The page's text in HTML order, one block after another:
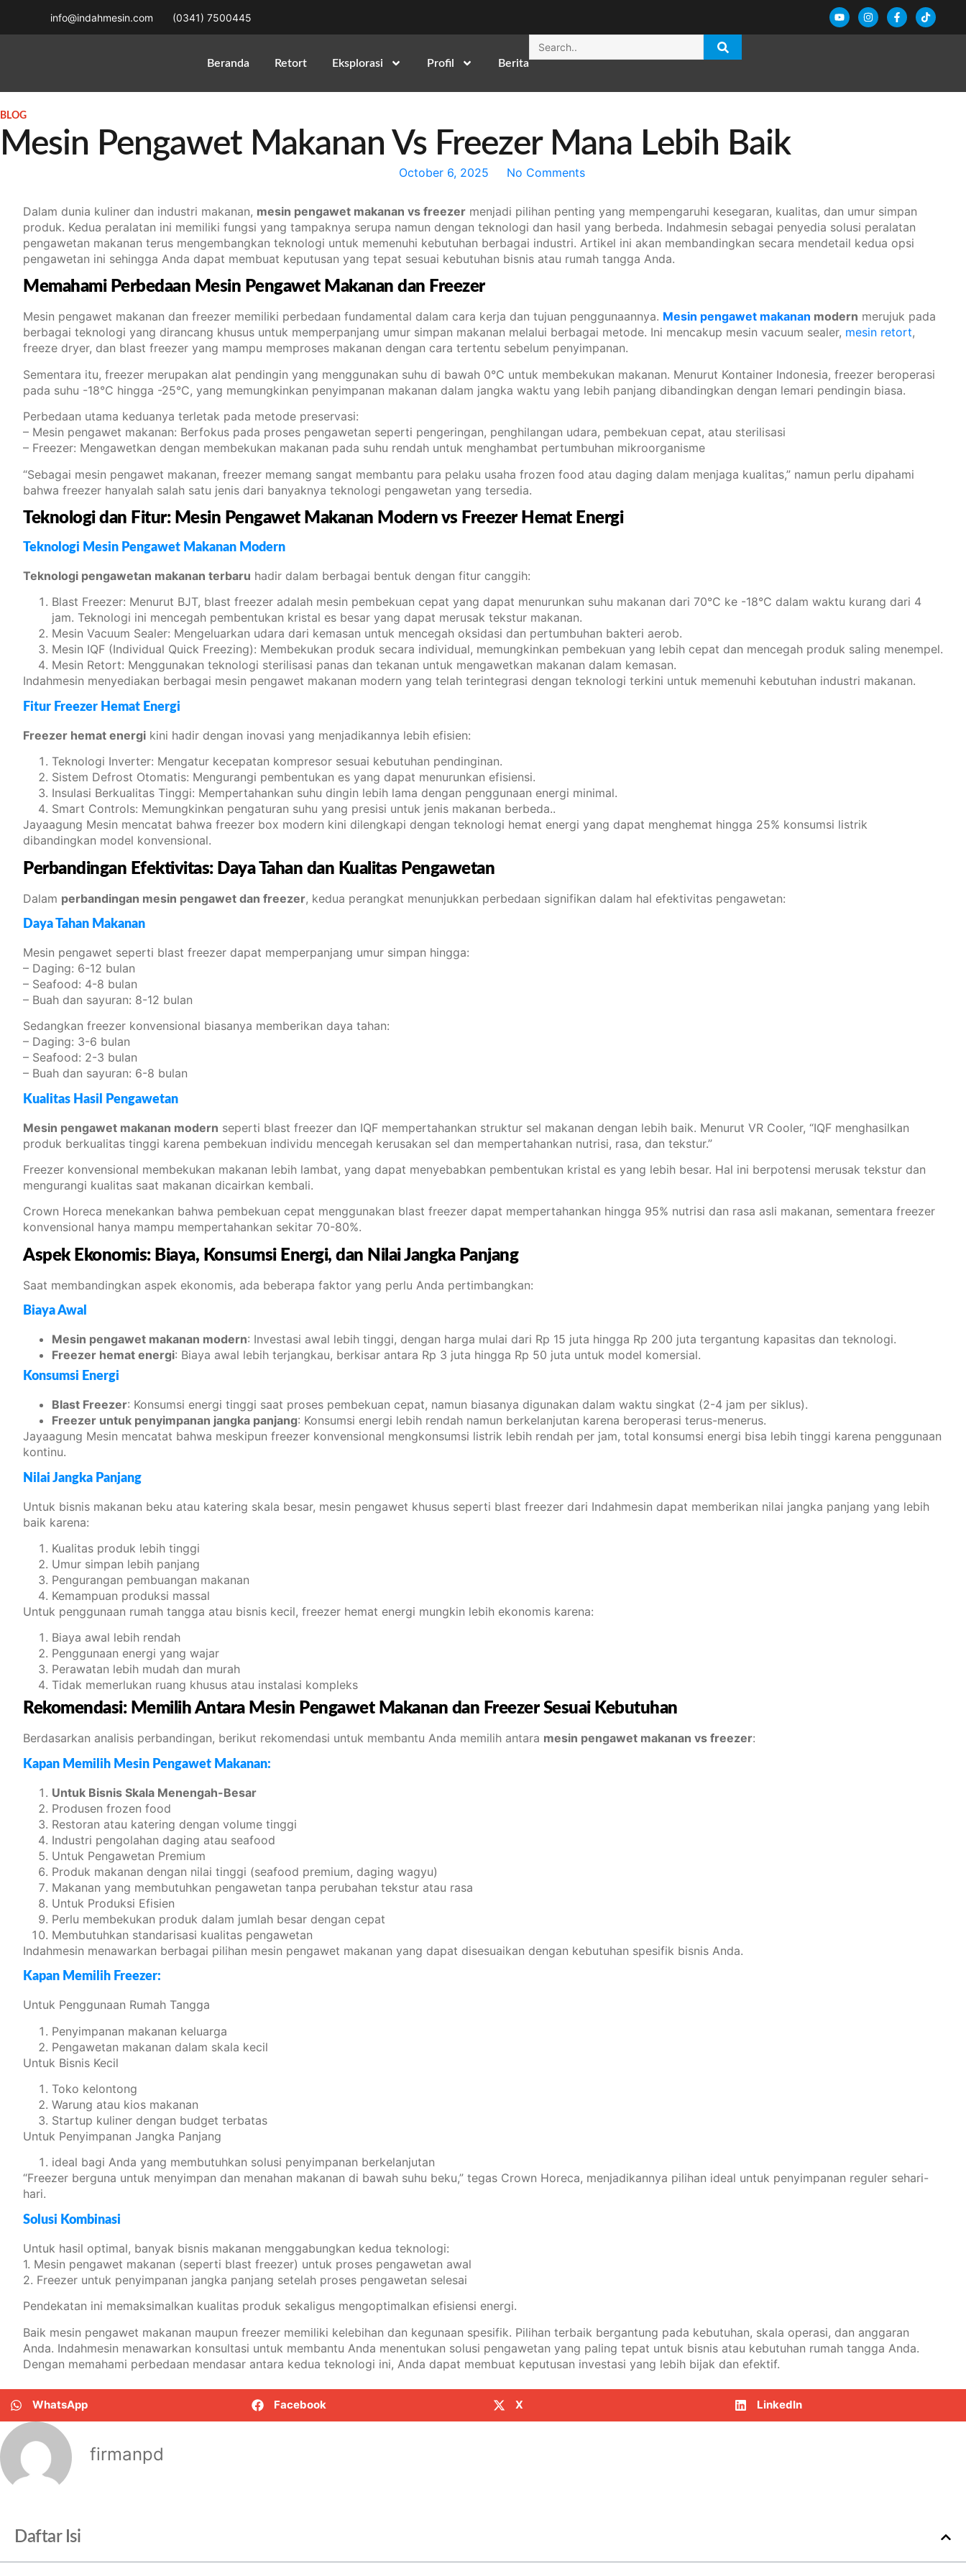
info@indahmesin.com (0341) 7500445
Beranda Retort Eksplorasi Profil Berita
BLOG
Mesin Pengawet Makanan Vs Freezer Mana Lebih Baik
October 6, 2025 No Comments
Dalam dunia kuliner dan industri makanan, mesin pengawet makanan vs freezer menjadi pilihan penting yang mempengaruhi kesegaran, kualitas, dan umur simpan
produk. Kedua peralatan ini memiliki fungsi yang tampaknya serupa namun dengan teknologi dan hasil yang berbeda. Indahmesin sebagai penyedia solusi peralatan
pengawetan makanan terus mengembangkan teknologi untuk memenuhi kebutuhan berbagai industri. Artikel ini akan membandingkan secara mendetail kedua opsi
pengawetan ini sehingga Anda dapat membuat keputusan yang tepat sesuai kebutuhan bisnis atau rumah tangga Anda.
Memahami Perbedaan Mesin Pengawet Makanan dan Freezer
Mesin pengawet makanan dan freezer memiliki perbedaan fundamental dalam cara kerja dan tujuan penggunaannya. Mesin pengawet makanan modern merujuk pada
berbagai teknologi yang dirancang khusus untuk memperpanjang umur simpan makanan melalui berbagai metode. Ini mencakup mesin vacuum sealer, mesin retort,
freeze dryer, dan blast freezer yang mampu memproses makanan dengan cara tertentu sebelum penyimpanan.
Sementara itu, freezer merupakan alat pendingin yang menggunakan suhu di bawah 0°C untuk membekukan makanan. Menurut Kontainer Indonesia, freezer beroperasi
pada suhu -18°C hingga -25°C, yang memungkinkan penyimpanan makanan dalam jangka waktu yang lebih panjang dibandingkan dengan lemari pendingin biasa.
Perbedaan utama keduanya terletak pada metode preservasi:
– Mesin pengawet makanan: Berfokus pada proses pengawetan seperti pengeringan, penghilangan udara, pembekuan cepat, atau sterilisasi
– Freezer: Mengawetkan dengan membekukan makanan pada suhu rendah untuk menghambat pertumbuhan mikroorganisme
“Sebagai mesin pengawet makanan, freezer memang sangat membantu para pelaku usaha frozen food atau daging dalam menjaga kualitas,” namun perlu dipahami
bahwa freezer hanyalah salah satu jenis dari banyaknya teknologi pengawetan yang tersedia.
Teknologi dan Fitur: Mesin Pengawet Makanan Modern vs Freezer Hemat Energi
Teknologi Mesin Pengawet Makanan Modern
Teknologi pengawetan makanan terbaru hadir dalam berbagai bentuk dengan fitur canggih:
Blast Freezer: Menurut BJT, blast freezer adalah mesin pembekuan cepat yang dapat menurunkan suhu makanan dari 70°C ke -18°C dalam waktu kurang dari 4
jam. Teknologi ini mencegah pembentukan kristal es besar yang dapat merusak tekstur makanan.
Mesin Vacuum Sealer: Mengeluarkan udara dari kemasan untuk mencegah oksidasi dan pertumbuhan bakteri aerob.
Mesin IQF (Individual Quick Freezing): Membekukan produk secara individual, memungkinkan pembekuan yang lebih cepat dan mencegah produk saling menempel.
Mesin Retort: Menggunakan teknologi sterilisasi panas dan tekanan untuk mengawetkan makanan dalam kemasan.
Indahmesin menyediakan berbagai mesin pengawet makanan modern yang telah terintegrasi dengan teknologi terkini untuk memenuhi kebutuhan industri makanan.
Fitur Freezer Hemat Energi
Freezer hemat energi kini hadir dengan inovasi yang menjadikannya lebih efisien:
Teknologi Inverter: Mengatur kecepatan kompresor sesuai kebutuhan pendinginan.
Sistem Defrost Otomatis: Mengurangi pembentukan es yang dapat menurunkan efisiensi.
Insulasi Berkualitas Tinggi: Mempertahankan suhu dingin lebih lama dengan penggunaan energi minimal.
Smart Controls: Memungkinkan pengaturan suhu yang presisi untuk jenis makanan berbeda..
Jayaagung Mesin mencatat bahwa freezer box modern kini dilengkapi dengan teknologi hemat energi yang dapat menghemat hingga 25% konsumsi listrik
dibandingkan model konvensional.
Perbandingan Efektivitas: Daya Tahan dan Kualitas Pengawetan
Dalam perbandingan mesin pengawet dan freezer, kedua perangkat menunjukkan perbedaan signifikan dalam hal efektivitas pengawetan:
Daya Tahan Makanan
Mesin pengawet seperti blast freezer dapat memperpanjang umur simpan hingga:
– Daging: 6-12 bulan
– Seafood: 4-8 bulan
– Buah dan sayuran: 8-12 bulan
Sedangkan freezer konvensional biasanya memberikan daya tahan:
– Daging: 3-6 bulan
– Seafood: 2-3 bulan
– Buah dan sayuran: 6-8 bulan
Kualitas Hasil Pengawetan
Mesin pengawet makanan modern seperti blast freezer dan IQF mempertahankan struktur sel makanan dengan lebih baik. Menurut VR Cooler, “IQF menghasilkan
produk berkualitas tinggi karena pembekuan individu mencegah kerusakan sel dan mempertahankan nutrisi, rasa, dan tekstur.”
Freezer konvensional membekukan makanan lebih lambat, yang dapat menyebabkan pembentukan kristal es yang lebih besar. Hal ini berpotensi merusak tekstur dan
mengurangi kualitas saat makanan dicairkan kembali.
Crown Horeca menekankan bahwa pembekuan cepat menggunakan blast freezer dapat mempertahankan hingga 95% nutrisi dan rasa asli makanan, sementara freezer
konvensional hanya mampu mempertahankan sekitar 70-80%.
Aspek Ekonomis: Biaya, Konsumsi Energi, dan Nilai Jangka Panjang
Saat membandingkan aspek ekonomis, ada beberapa faktor yang perlu Anda pertimbangkan:
Biaya Awal
Mesin pengawet makanan modern: Investasi awal lebih tinggi, dengan harga mulai dari Rp 15 juta hingga Rp 200 juta tergantung kapasitas dan teknologi.
Freezer hemat energi: Biaya awal lebih terjangkau, berkisar antara Rp 3 juta hingga Rp 50 juta untuk model komersial.
Konsumsi Energi
Blast Freezer: Konsumsi energi tinggi saat proses pembekuan cepat, namun biasanya digunakan dalam waktu singkat (2-4 jam per siklus).
Freezer untuk penyimpanan jangka panjang: Konsumsi energi lebih rendah namun berkelanjutan karena beroperasi terus-menerus.
Jayaagung Mesin mencatat bahwa meskipun freezer konvensional mengkonsumsi listrik lebih rendah per jam, total konsumsi energi bisa lebih tinggi karena penggunaan
kontinu.
Nilai Jangka Panjang
Untuk bisnis makanan beku atau katering skala besar, mesin pengawet khusus seperti blast freezer dari Indahmesin dapat memberikan nilai jangka panjang yang lebih
baik karena:
Kualitas produk lebih tinggi
Umur simpan lebih panjang
Pengurangan pembuangan makanan
Kemampuan produksi massal
Untuk penggunaan rumah tangga atau bisnis kecil, freezer hemat energi mungkin lebih ekonomis karena:
Biaya awal lebih rendah
Penggunaan energi yang wajar
Perawatan lebih mudah dan murah
Tidak memerlukan ruang khusus atau instalasi kompleks
Rekomendasi: Memilih Antara Mesin Pengawet Makanan dan Freezer Sesuai Kebutuhan
Berdasarkan analisis perbandingan, berikut rekomendasi untuk membantu Anda memilih antara mesin pengawet makanan vs freezer:
Kapan Memilih Mesin Pengawet Makanan:
Untuk Bisnis Skala Menengah-Besar
Produsen frozen food
Restoran atau katering dengan volume tinggi
Industri pengolahan daging atau seafood
Untuk Pengawetan Premium
Produk makanan dengan nilai tinggi (seafood premium, daging wagyu)
Makanan yang membutuhkan pengawetan tanpa perubahan tekstur atau rasa
Untuk Produksi Efisien
Perlu membekukan produk dalam jumlah besar dengan cepat
Membutuhkan standarisasi kualitas pengawetan
Indahmesin menawarkan berbagai pilihan mesin pengawet makanan yang dapat disesuaikan dengan kebutuhan spesifik bisnis Anda.
Kapan Memilih Freezer:
Untuk Penggunaan Rumah Tangga
Penyimpanan makanan keluarga
Pengawetan makanan dalam skala kecil
Untuk Bisnis Kecil
Toko kelontong
Warung atau kios makanan
Startup kuliner dengan budget terbatas
Untuk Penyimpanan Jangka Panjang
ideal bagi Anda yang membutuhkan solusi penyimpanan berkelanjutan
“Freezer berguna untuk menyimpan dan menahan makanan di bawah suhu beku,” tegas Crown Horeca, menjadikannya pilihan ideal untuk penyimpanan reguler sehari-
hari.
Solusi Kombinasi
Untuk hasil optimal, banyak bisnis makanan menggabungkan kedua teknologi:
1. Mesin pengawet makanan (seperti blast freezer) untuk proses pengawetan awal
2. Freezer untuk penyimpanan jangka panjang setelah proses pengawetan selesai
Pendekatan ini memaksimalkan kualitas produk sekaligus mengoptimalkan efisiensi energi.
Baik mesin pengawet makanan maupun freezer memiliki kelebihan dan kegunaan spesifik. Pilihan terbaik bergantung pada kebutuhan, skala operasi, dan anggaran
Anda. Indahmesin menawarkan konsultasi untuk membantu Anda menentukan solusi pengawetan yang paling tepat untuk bisnis atau kebutuhan rumah tangga Anda.
Dengan memahami perbedaan mendasar antara kedua teknologi ini, Anda dapat membuat keputusan investasi yang lebih bijak dan efektif.
WhatsApp Facebook X LinkedIn
firmanpd
Daftar Isi